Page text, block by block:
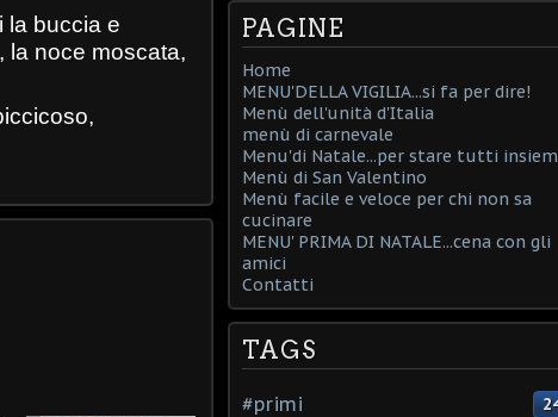
la buccia e
la noce moscata,
PAGINE
Home
MENU'DELLA VIGILIA...si fa per dire!
Menù dell'unità d'Italia
menù di carnevale
Menu'di Natale...per stare tutti
Menù di San Valentino
Menù facile e veloce per chi non sa
cucinare
MENU' PRIMA DI NATALE...cena con gli
amici
Contatti
TAGS
#primi